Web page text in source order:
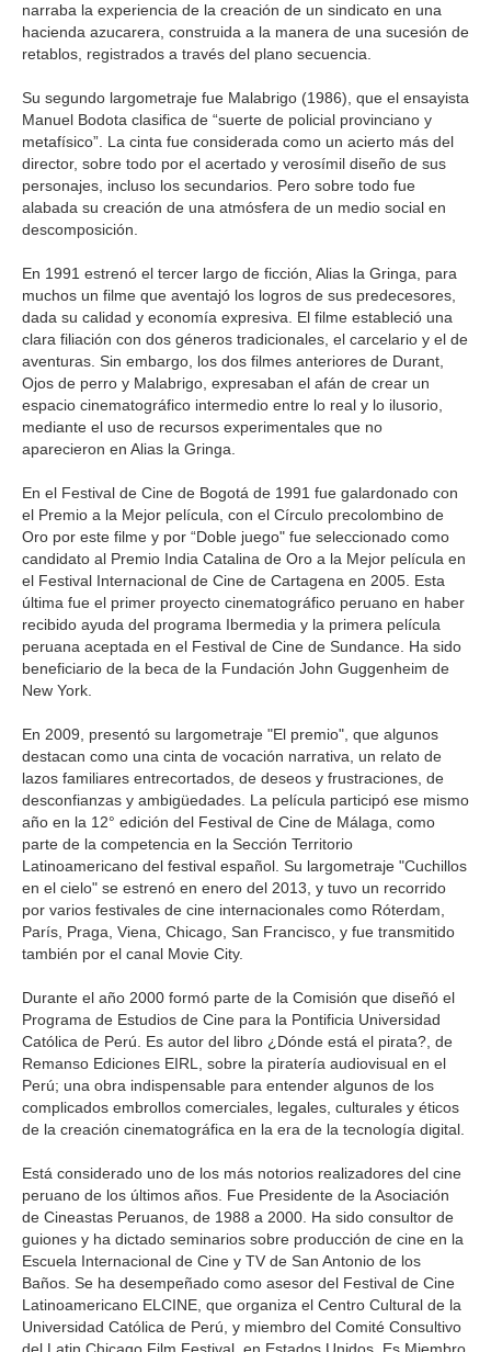
narraba la experiencia de la creación de un sindicato en una
hacienda azucarera, construida a la manera de una sucesión de
retablos, registrados a través del plano secuencia.
Su segundo largometraje fue Malabrigo (1986), que el ensayista
Manuel Bodota clasifica de “suerte de policial provinciano y
metafísico”. La cinta fue considerada como un acierto más del
director, sobre todo por el acertado y verosímil diseño de sus
personajes, incluso los secundarios. Pero sobre todo fue
alabada su creación de una atmósfera de un medio social en
descomposición.
En 1991 estrenó el tercer largo de ficción, Alias la Gringa, para
muchos un filme que aventajó los logros de sus predecesores,
dada su calidad y economía expresiva. El filme estableció una
clara filiación con dos géneros tradicionales, el carcelario y el de
aventuras. Sin embargo, los dos filmes anteriores de Durant,
Ojos de perro y Malabrigo, expresaban el afán de crear un
espacio cinematográfico intermedio entre lo real y lo ilusorio,
mediante el uso de recursos experimentales que no
aparecieron en Alias la Gringa.
En el Festival de Cine de Bogotá de 1991 fue galardonado con
el Premio a la Mejor película, con el Círculo precolombino de
Oro por este filme y por “Doble juego" fue seleccionado como
candidato al Premio India Catalina de Oro a la Mejor película en
el Festival Internacional de Cine de Cartagena en 2005. Esta
última fue el primer proyecto cinematográfico peruano en haber
recibido ayuda del programa Ibermedia y la primera película
peruana aceptada en el Festival de Cine de Sundance. Ha sido
beneficiario de la beca de la Fundación John Guggenheim de
New York.
En 2009, presentó su largometraje "El premio", que algunos
destacan como una cinta de vocación narrativa, un relato de
lazos familiares entrecortados, de deseos y frustraciones, de
desconfianzas y ambigüedades. La película participó ese mismo
año en la 12° edición del Festival de Cine de Málaga, como
parte de la competencia en la Sección Territorio
Latinoamericano del festival español. Su largometraje "Cuchillos
en el cielo" se estrenó en enero del 2013, y tuvo un recorrido
por varios festivales de cine internacionales como Róterdam,
París, Praga, Viena, Chicago, San Francisco, y fue transmitido
también por el canal Movie City.
Durante el año 2000 formó parte de la Comisión que diseñó el
Programa de Estudios de Cine para la Pontificia Universidad
Católica de Perú. Es autor del libro ¿Dónde está el pirata?, de
Remanso Ediciones EIRL, sobre la piratería audiovisual en el
Perú; una obra indispensable para entender algunos de los
complicados embrollos comerciales, legales, culturales y éticos
de la creación cinematográfica en la era de la tecnología digital.
Está considerado uno de los más notorios realizadores del cine
peruano de los últimos años. Fue Presidente de la Asociación
de Cineastas Peruanos, de 1988 a 2000. Ha sido consultor de
guiones y ha dictado seminarios sobre producción de cine en la
Escuela Internacional de Cine y TV de San Antonio de los
Baños. Se ha desempeñado como asesor del Festival de Cine
Latinoamericano ELCINE, que organiza el Centro Cultural de la
Universidad Católica de Perú, y miembro del Comité Consultivo